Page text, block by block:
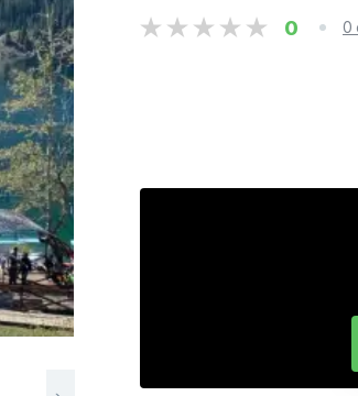
0 0